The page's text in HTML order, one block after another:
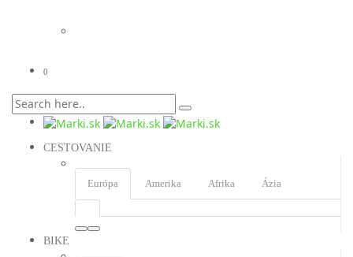
0
CESTOVANIE
Európa Amerika Afrika Ázia
BIKE